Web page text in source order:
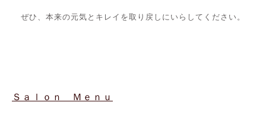
ぜひ、本来の元気とキレイを取り戻しにいらしてください。
Ｓａｌｏｎ Ｍｅｎｕ